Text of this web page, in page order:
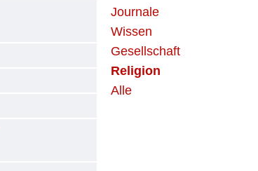
Journale
Wissen
Gesellschaft
Religion
Alle